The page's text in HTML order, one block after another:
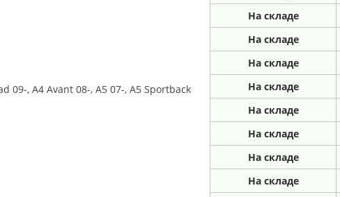
09-, A4 Avant 08-, A5 07-, A5 Sportback
На складе
На складе
На складе
На складе
На складе
На складе
На складе
На складе